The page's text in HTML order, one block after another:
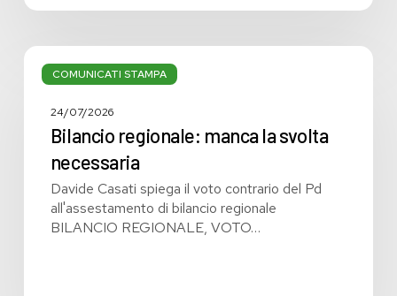
COMUNICATI STAMPA
Bilancio
regionale:
svolta
24/07/2026
Bilancio regionale: manca la svolta
necessaria
Davide Casati spiega il voto contrario del Pd
all'assestamento di bilancio regionale
BILANCIO REGIONALE, VOTO…